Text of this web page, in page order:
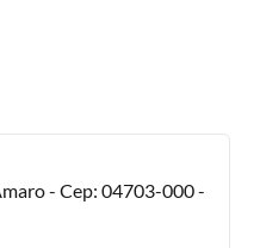
- Cep: 04703-000-